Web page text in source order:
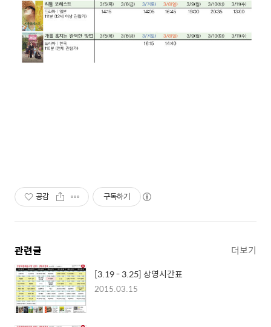
공감 구독하기
관련글 더보기
[3.19 - 3.25] 상영시간표
2015.03.15